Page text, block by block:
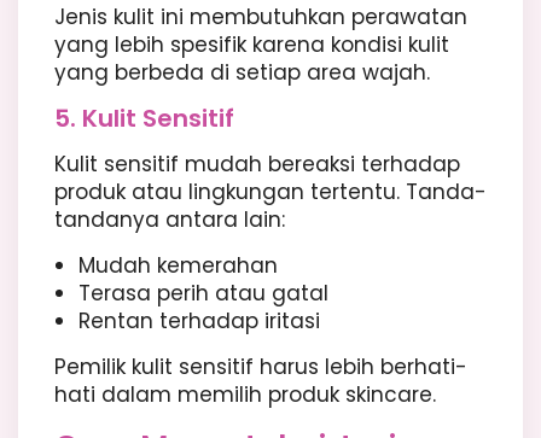
Jenis kulit ini membutuhkan perawatan
yang lebih spesifik karena kondisi kulit
yang berbeda di setiap area wajah.
5. Kulit Sensitif
Kulit sensitif mudah bereaksi terhadap
produk atau lingkungan tertentu. Tanda-
tandanya antara lain:
Mudah kemerahan
Terasa perih atau gatal
Rentan terhadap iritasi
Pemilik kulit sensitif harus lebih berhati-
hati dalam memilih produk skincare.